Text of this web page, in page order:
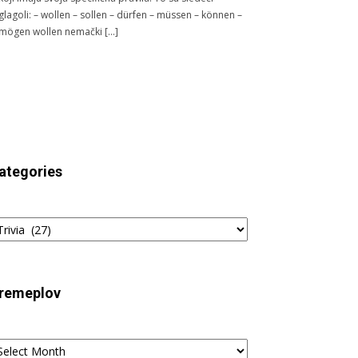
glagoli: – wollen – sollen – dürfen – müssen – können –
mögen wollen nemački […]